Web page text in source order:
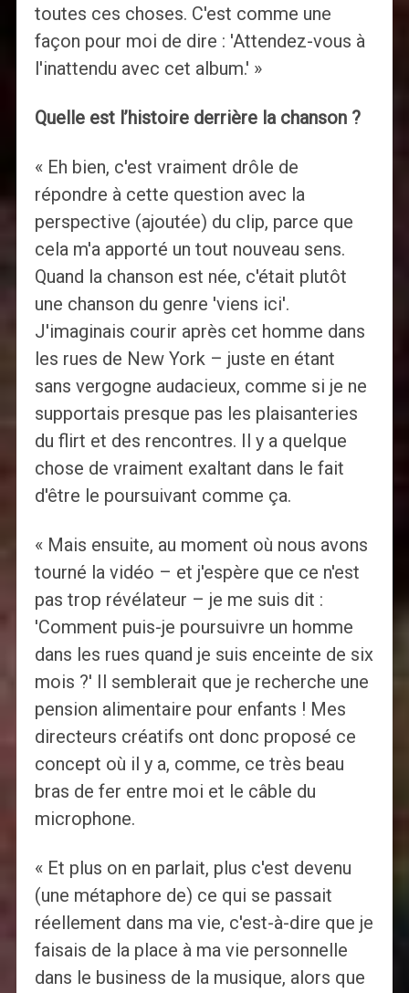
toutes ces choses. C'est comme une
façon pour moi de dire : 'Attendez-vous à
l'inattendu avec cet album.' »
Quelle est l’histoire derrière la chanson ?
« Eh bien, c'est vraiment drôle de
répondre à cette question avec la
perspective (ajoutée) du clip, parce que
cela m'a apporté un tout nouveau sens.
Quand la chanson est née, c'était plutôt
une chanson du genre 'viens ici'.
J'imaginais courir après cet homme dans
les rues de New York – juste en étant
sans vergogne audacieux, comme si je ne
supportais presque pas les plaisanteries
du flirt et des rencontres. Il y a quelque
chose de vraiment exaltant dans le fait
d'être le poursuivant comme ça.
« Mais ensuite, au moment où nous avons
tourné la vidéo – et j'espère que ce n'est
pas trop révélateur – je me suis dit :
'Comment puis-je poursuivre un homme
dans les rues quand je suis enceinte de six
mois ?' Il semblerait que je recherche une
pension alimentaire pour enfants ! Mes
directeurs créatifs ont donc proposé ce
concept où il y a, comme, ce très beau
bras de fer entre moi et le câble du
microphone.
« Et plus on en parlait, plus c'est devenu
(une métaphore de) ce qui se passait
réellement dans ma vie, c'est-à-dire que je
faisais de la place à ma vie personnelle
dans le business de la musique, alors que